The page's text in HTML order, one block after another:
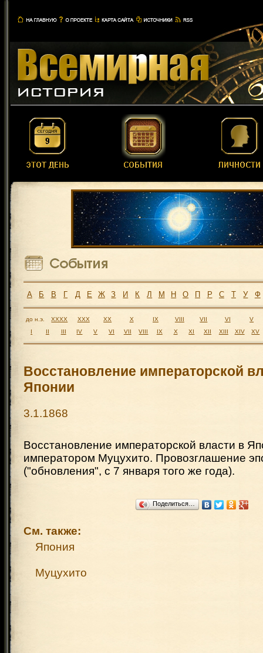
А Б В Г Д Е Ж З И К Л М Н О П Р С Т У Ф
до н.э. XXXX XXX XX X IX VIII VII VI
V
I
II III IV V VI VII VIII IX X XI XII XIII XIV XV
Восстановление императорской
Японии
3.1.1868
Восстановление императорской власти в
императором Муцухито. Провозглашение
("обновления", с 7 января того же года).
Поделиться…
См. также:
Япония
Муцухито